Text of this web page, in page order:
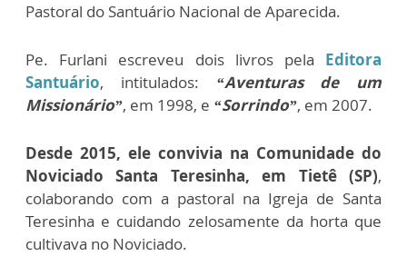
Pastoral do Santuário Nacional de Aparecida.
Pe. Furlani escreveu dois livros pela Editora
Santuário, intitulados: “Aventuras de um
Missionário”, em 1998, e “Sorrindo”, em 2007.
Desde 2015, ele convivia na Comunidade do
Noviciado Santa Teresinha, em Tietê (SP),
colaborando com a pastoral na Igreja de Santa
Teresinha e cuidando zelosamente da horta que
cultivava no Noviciado.